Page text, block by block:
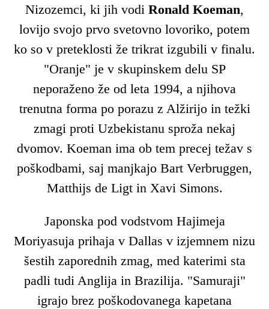
Nizozemci, ki jih vodi Ronald Koeman,
lovijo svojo prvo svetovno lovoriko, potem
ko so v preteklosti že trikrat izgubili v finalu.
"Oranje" je v skupinskem delu SP
neporaženo že od leta 1994, a njihova
trenutna forma po porazu z Alžirijo in težki
zmagi proti Uzbekistanu sproža nekaj
dvomov. Koeman ima ob tem precej težav s
poškodbami, saj manjkajo Bart Verbruggen,
Matthijs de Ligt in Xavi Simons.
Japonska pod vodstvom Hajimeja
Moriyasuja prihaja v Dallas v izjemnem nizu
šestih zaporednih zmag, med katerimi sta
padli tudi Anglija in Brazilija. "Samuraji"
igrajo brez poškodovanega kapetana